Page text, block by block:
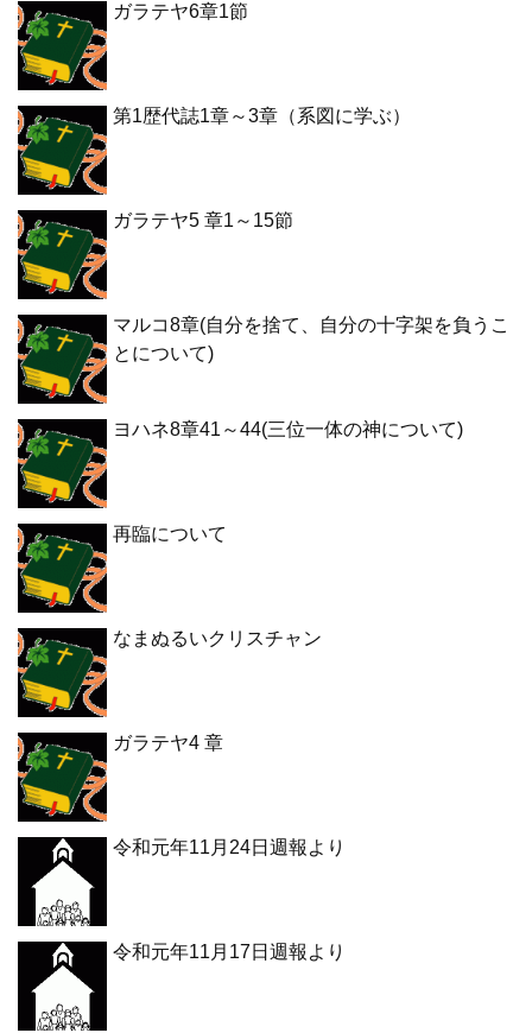
ガラテヤ6章1節
第1歴代誌1章～3章（系図に学ぶ）
ガラテヤ5 章1～15節
マルコ8章(自分を捨て、自分の十字架を負うこ
とについて)
ヨハネ8章41～44(三位一体の神について)
再臨について
なまぬるいクリスチャン
ガラテヤ4 章
令和元年11月24日週報より
令和元年11月17日週報より